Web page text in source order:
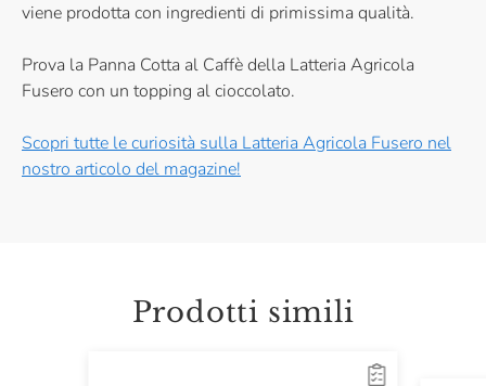
viene prodotta con ingredienti di primissima qualità.
Prova la Panna Cotta al Caffè della Latteria Agricola
Fusero con un topping al cioccolato.
Scopri tutte le curiosità sulla Latteria Agricola Fusero nel
nostro articolo del magazine!
Prodotti simili